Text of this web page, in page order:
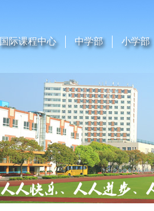
国际课程中心 中学部 小学部